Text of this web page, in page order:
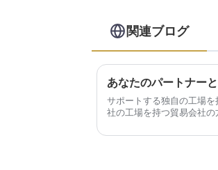
関連ブログ
あなたのパートナー
サポートする独自の工場
社の工場を持つ貿易会社の